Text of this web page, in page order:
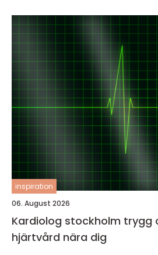
inspiration
06. August 2026
Kardiolog stockholm trygg och modern
hjärtvård nära dig